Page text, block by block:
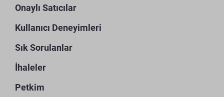
Onaylı Satıcılar
Kullanıcı Deneyimleri
Sık Sorulanlar
İhaleler
Petkim